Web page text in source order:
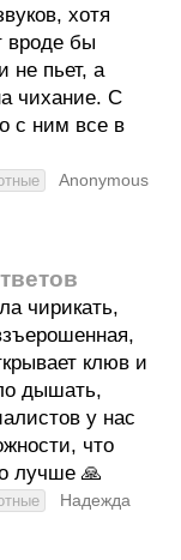
хотя
вроде бы
не пьет, а
чихание. С
с ним все в
Anonymous
чирикать,
клюв и
дышать,
у нас
что
лучше 🙏
Надежда